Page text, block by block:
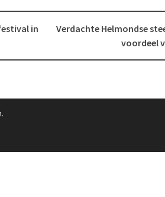
in
Verdachte Helmondse
voordeel